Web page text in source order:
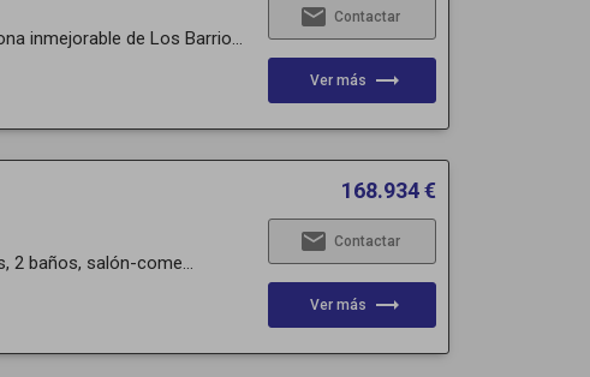
inmejorable de Los Barrio...
email Contactar
Ver más trending_flat
2 baños, salón-come...
168.934 €
email Contactar
Ver más trending_flat